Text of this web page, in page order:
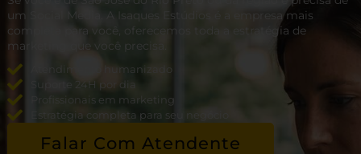
um Social Media. A Isaques Estúdios é a empresa mais
completa para você, oferecemos toda a estratégia de
marketing que você precisa.
Atendimento humanizado
Suporte 24H por dia
Profissionais em marketing
Estratégia completa para seu negócio
Falar Com Atendente